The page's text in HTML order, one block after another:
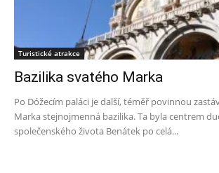
Turistické atrakce
Bazilika svatého Marka
Po Dóžecím paláci je další, téměř povinnou
Marka stejnojmenná bazilika. Ta byla centrem
společenského života Benátek po celá...